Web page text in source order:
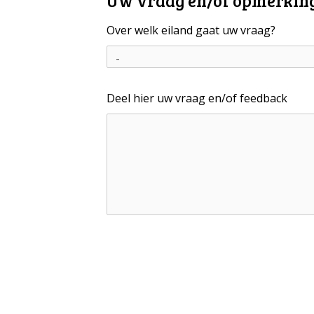
Over welk eiland gaat uw vraag?
Deel hier uw vraag en/of feedback